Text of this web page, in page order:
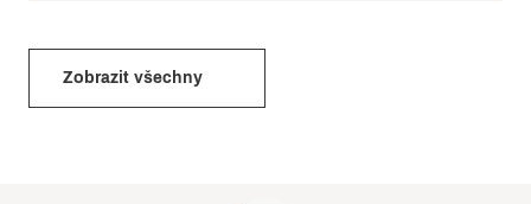
Zobrazit všechny